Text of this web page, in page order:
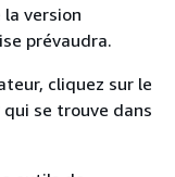
version
prévaudra.
cliquez sur le
qui se trouve dans